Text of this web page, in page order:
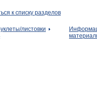
к списку разделов
листовки